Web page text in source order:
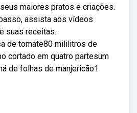
maiores pratos e criações.
assista aos vídeos
suas receitas.
de tomate80 mililitros de
cortado em quatro partesum
de folhas de manjericão1